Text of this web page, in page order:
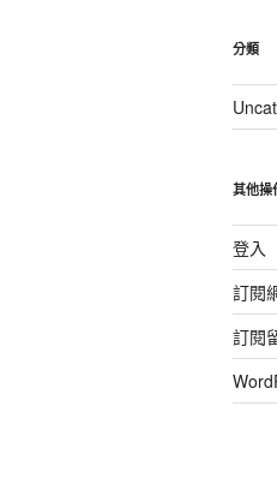
分類
其他操
登入
訂閱
訂閱